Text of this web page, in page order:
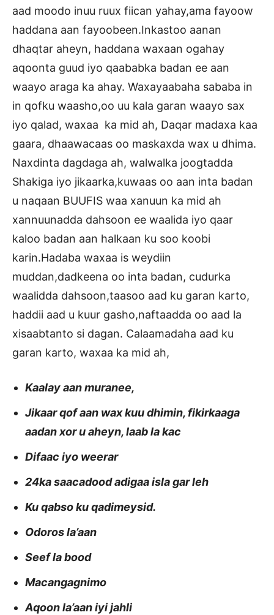
aad moodo inuu ruux fiican yahay,ama fayoow
haddana aan fayoobeen.Inkastoo aanan
dhaqtar aheyn, haddana waxaan ogahay
aqoonta guud iyo qaababka badan ee aan
waayo araga ka ahay. Waxayaabaha sababa in
in qofku waasho,oo uu kala garan waayo sax
iyo qalad, waxaa ka mid ah, Daqar madaxa kaa
gaara, dhaawacaas oo maskaxda wax u dhima.
Naxdinta dagdaga ah, walwalka joogtadda
Shakiga iyo jikaarka,kuwaas oo aan inta badan
u naqaan BUUFIS waa xanuun ka mid ah
xannuunadda dahsoon ee waalida iyo qaar
kaloo badan aan halkaan ku soo koobi
karin.Hadaba waxaa is weydiin
muddan,dadkeena oo inta badan, cudurka
waalidda dahsoon,taasoo aad ku garan karto,
haddii aad u kuur gasho,naftaadda oo aad la
xisaabtanto si dagan. Calaamadaha aad ku
garan karto, waxaa ka mid ah,
Kaalay aan muranee,
Jikaar qof aan wax kuu dhimin, fikirkaaga
aadan xor u aheyn, laab la kac
Difaac iyo weerar
24ka saacadood adigaa isla gar leh
Ku qabso ku qadimeysid.
Odoros la’aan
Seef la bood
Macangagnimo
Aqoon la’aan iyi jahli